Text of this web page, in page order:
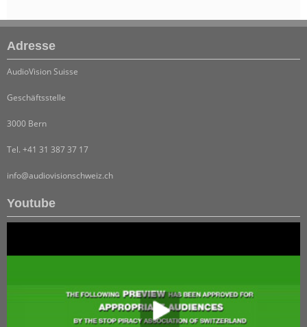
Adresse
AudioVision Suisse
Geschäftsstelle
3000 Bern
Tel. +41 31 387 37 17
info@audiovisionschweiz.ch
Youtube